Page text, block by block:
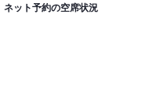
ネット予約の空席状況